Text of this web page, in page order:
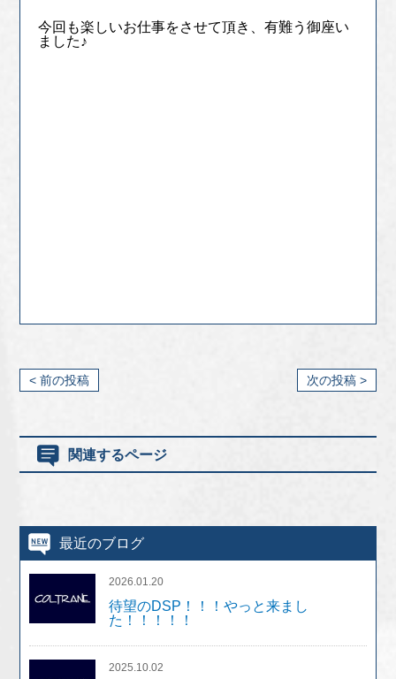
今回も楽しいお仕事をさせて頂き、有難う御座い
ました♪
次の投稿 >
< 前の投稿
関連するページ
最近のブログ
2026.01.20
待望のDSP！！！やっと来まし
た！！！！！
2025.10.02